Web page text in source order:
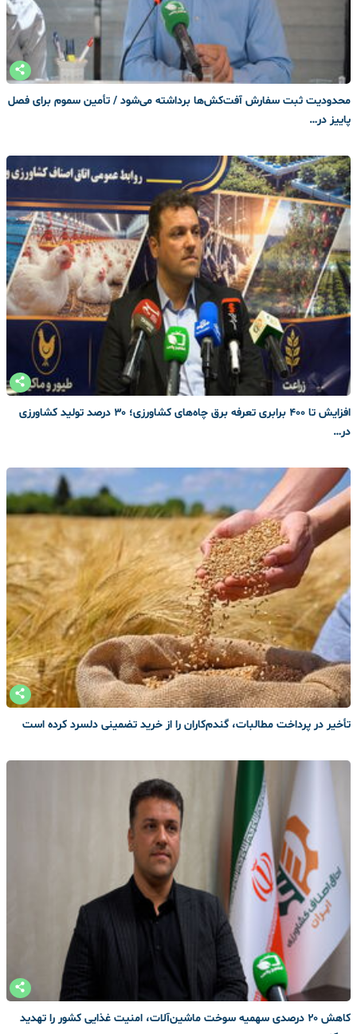
محدودیت ثبت سفارش آفت‌کش‌ها برداشته می‌شود / تأمین سموم برای فصل
پاییز در…
افزایش تا ۴۰۰ برابری تعرفه برق چاه‌های کشاورزی؛ ۳۰ درصد تولید کشاورزی
در…
تأخیر در پرداخت مطالبات، گندم‌کاران را از خرید تضمینی دلسرد کرده است
کاهش ۲۰ درصدی سهمیه سوخت ماشین‌آلات، امنیت غذایی کشور را تهدید